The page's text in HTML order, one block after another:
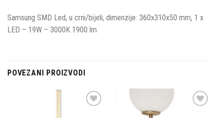
Samsung SMD Led, u crni/bijeli, dimenzije: 360x310x50 mm, 1 x
LED – 19W – 3000K 1900 lm
POVEZANI PROIZVODI